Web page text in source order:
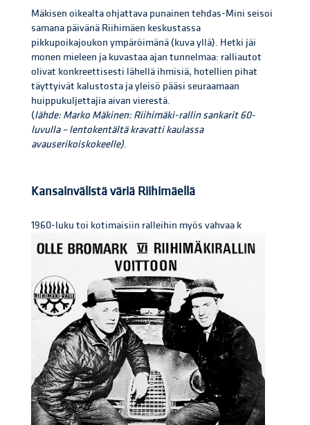
Mäkisen oikealta ohjattava punainen tehdas-Mini seisoi
samana päivänä Riihimäen keskustassa
pikkupoikajoukon ympäröimänä (kuva yllä). Hetki jäi
monen mieleen ja kuvastaa ajan tunnelmaa: ralliautot
olivat konkreettisesti lähellä ihmisiä, hotellien pihat
täyttyivät kalustosta ja yleisö pääsi seuraamaan
huippukuljettajia aivan vierestä.
(lähde: Marko Mäkinen: Riihimäki-rallin sankarit 60-
luvulla – lentokentältä kravatti kaulassa
avauserikoiskokeelle).
Kansainvälistä väriä Riihimäellä
1960-luku toi kotimaisiin ralleihin myös vahvaa k